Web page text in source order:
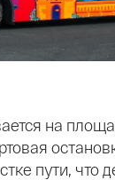
на
пути, что